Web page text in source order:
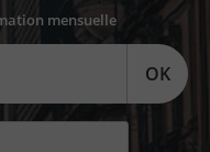
mensuelle
OK